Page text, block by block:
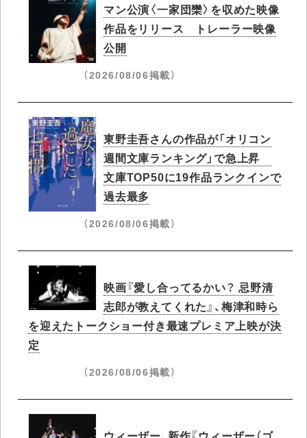
マン公演〈一家団欒〉を収めた映像
作品をリリース トレーラー映像
公開
（2026/08/06掲載）
東野圭吾さんの作品が「オリコン
週間文庫ランキング」で急上昇​
文庫TOP50に19作品ランクインで
過去最多
（2026/08/06掲載）
映画『愛し合ってるかい？ 忌野清
志郎が教えてくれた』、梅津和時ら
を迎えたトークショー付き最速プレミア上映が決
定
（2026/08/06掲載）